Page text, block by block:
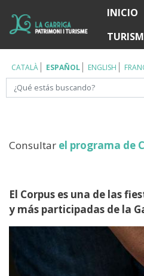
INICIO
CATALÀ ESPAÑOL ENGLISH
Buscar
Consultar el programa de
El Corpus es una de las
y más participadas de la